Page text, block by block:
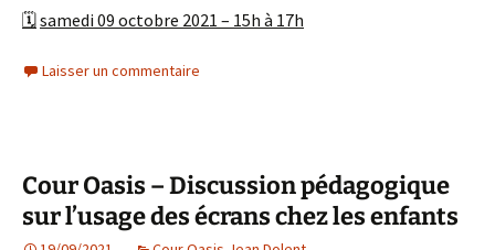
🗓samedi 09 octobre 2021 – 15h à 17h
Laisser un commentaire
Cour Oasis – Discussion pédagogique
sur l’usage des écrans chez les enfants